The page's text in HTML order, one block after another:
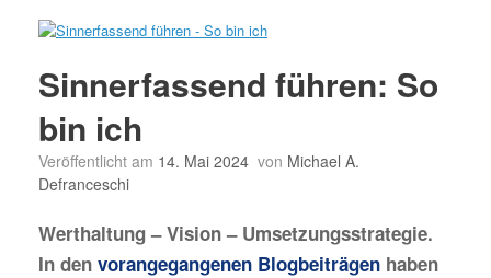
Sinnerfassend führen: So
bin ich
Veröffentlicht am 14. Mai 2024 von Michael A.
Defranceschi
Werthaltung – Vision – Umsetzungsstrategie.
In den vorangegangenen Blogbeiträgen haben